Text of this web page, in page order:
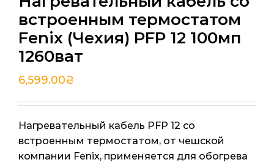
встроенным термостатом
Fenix (Чехия) PFP 12 100мп
1260ват
6,599.00₴
Нагревательный кабель PFP 12 со
встроенным термостатом, от чешской
компании Fenix, применяется для обогрева